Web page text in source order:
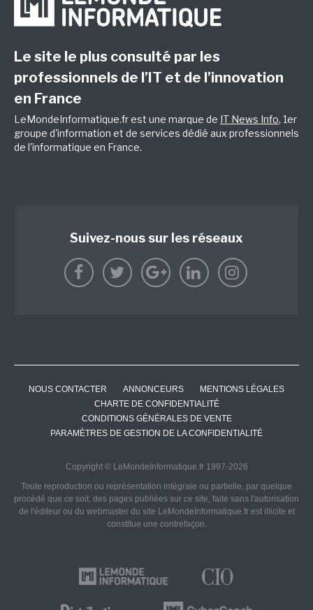
Le site le plus consulté par les
professionnels de l’IT et de l’innovation
en France
LeMondeInformatique.fr est une marque de IT News Info, 1er
groupe d'information et de services dédié aux professionnels
de l'informatique en France.
Suivez-nous sur les réseaux
NOUS CONTACTER ANNONCEURS
MENTIONS LÉGALES
CHARTE DE CONFIDENTIALITÉ
CONDITIONS GÉNÉRALES DE VENTE
PARAMÈTRES DE GESTION DE LA CONFIDENTIALITÉ
Copyright © LeMondeInformatique.fr 1997-2026
Toute reproduction ou représentation intégrale ou partielle, par quelque
procédé que ce soit, des pages publiées sur ce site, faite sans l'autorisation
de l'éditeur ou du webmaster du site LeMondeInformatique.fr est illicite et
constitue une contrefaçon.